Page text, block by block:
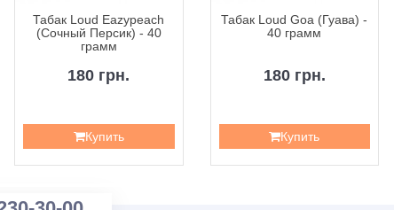
Табак Loud Eazypeach
(Сочный Персик) - 40
грамм
180 грн.
Купить
Табак Loud Goa (Гуава) -
40 грамм
180 грн.
Купить